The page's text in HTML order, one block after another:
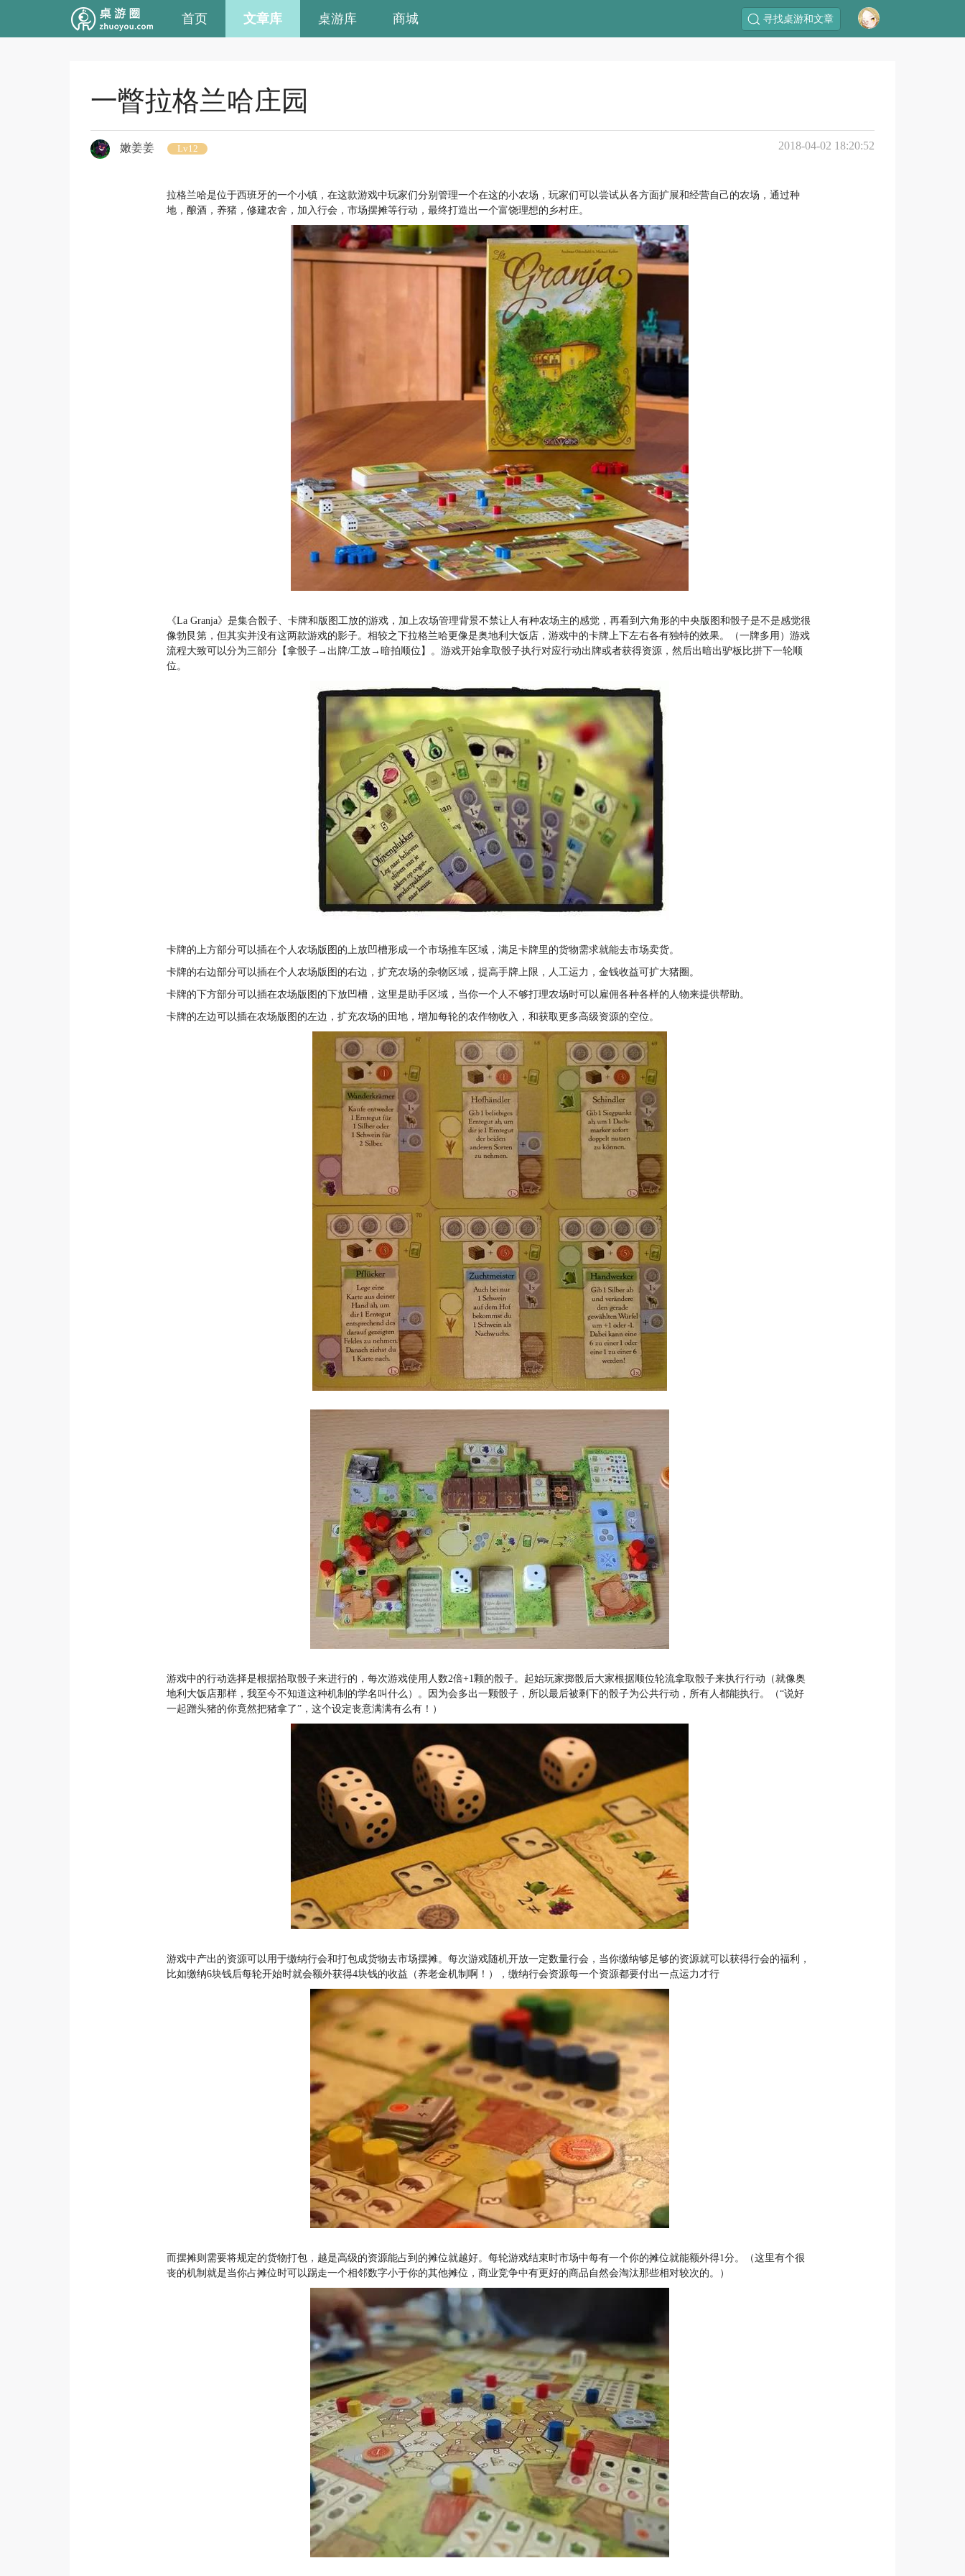
首页 文章库 桌游库 商城 寻找桌游和文章
一瞥拉格兰哈庄园
嫩姜姜 Lv12 2018-04-02 18:20:52
拉格兰哈是位于西班牙的一个小镇，在这款游戏中玩家们分别管理一个在这的小农场，玩家们可以尝试从各方面扩展和经营自己的农场，通过种
地，酿酒，养猪，修建农舍，加入行会，市场摆摊等行动，最终打造出一个富饶理想的乡村庄。
《La Granja》是集合骰子、卡牌和版图工放的游戏，加上农场管理背景不禁让人有种农场主的感觉，再看到六角形的中央版图和骰子是不是感觉很
像勃艮第，但其实并没有这两款游戏的影子。相较之下拉格兰哈更像是奥地利大饭店，游戏中的卡牌上下左右各有独特的效果。（一牌多用）游戏
流程大致可以分为三部分【拿骰子→出牌/工放→暗拍顺位】。游戏开始拿取骰子执行对应行动出牌或者获得资源，然后出暗出驴板比拼下一轮顺
位。
卡牌的上方部分可以插在个人农场版图的上放凹槽形成一个市场推车区域，满足卡牌里的货物需求就能去市场卖货。
卡牌的右边部分可以插在个人农场版图的右边，扩充农场的杂物区域，提高手牌上限，人工运力，金钱收益可扩大猪圈。
卡牌的下方部分可以插在农场版图的下放凹槽，这里是助手区域，当你一个人不够打理农场时可以雇佣各种各样的人物来提供帮助。
卡牌的左边可以插在农场版图的左边，扩充农场的田地，增加每轮的农作物收入，和获取更多高级资源的空位。
游戏中的行动选择是根据拾取骰子来进行的，每次游戏使用人数2倍+1颗的骰子。起始玩家掷骰后大家根据顺位轮流拿取骰子来执行行动（就像奥
地利大饭店那样，我至今不知道这种机制的学名叫什么）。因为会多出一颗骰子，所以最后被剩下的骰子为公共行动，所有人都能执行。（“说好
一起蹭头猪的你竟然把猪拿了”，这个设定丧意满满有么有！）
游戏中产出的资源可以用于缴纳行会和打包成货物去市场摆摊。每次游戏随机开放一定数量行会，当你缴纳够足够的资源就可以获得行会的福利，
比如缴纳6块钱后每轮开始时就会额外获得4块钱的收益（养老金机制啊！），缴纳行会资源每一个资源都要付出一点运力才行
而摆摊则需要将规定的货物打包，越是高级的资源能占到的摊位就越好。每轮游戏结束时市场中每有一个你的摊位就能额外得1分。（这里有个很
丧的机制就是当你占摊位时可以踢走一个相邻数字小于你的其他摊位，商业竞争中有更好的商品自然会淘汰那些相对较次的。）